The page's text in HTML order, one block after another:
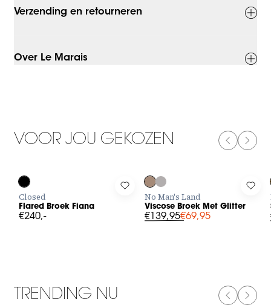
Verzending en retourneren
Over Le Marais
VOOR JOU GEKOZEN
in to add Flared Broek Fiana to your wishlist
Closed
Flared Broek Fiana
€240,-
Log in to add Viscose Broek
No Man's Land
Viscose Broek Met Glitter
€139,95€69,95
Log
TRENDING NU